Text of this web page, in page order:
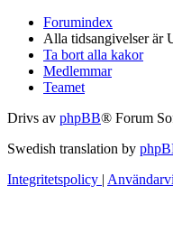
Forumindex
Alla tidsangivelser är
Ta bort alla kakor
Medlemmar
Teamet
Drivs av phpBB® Forum
Swedish translation by
Integritetspolicy |